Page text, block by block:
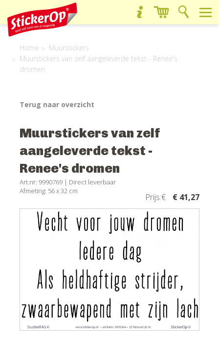
Home
Muurstickers
Muurstickers van zelf aangeleverde tekst - Renee's
dromen
Terug naar overzicht
Muurstickers van zelf
aangeleverde tekst -
Renee's dromen
Art.nr: 9990769 | Direct leverbaar
Afmeting: 56 x 32 cm
Prijs:€ € 41,27